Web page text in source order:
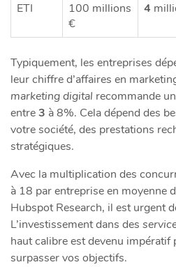
ETI
100 millions
€
4
Typiquement, les entreprises
leur chiffre d’affaires en
marketing digital recommande
entre3 à 8%. Cela dépend des
votre société, des prestations
stratégiques.
Avec la multiplication des
à 18 par entreprise en moyenne
Hubspot Research, il est urgent
L’investissement dans des
haut calibre est devenu impératif
surpasser vos objectifs.